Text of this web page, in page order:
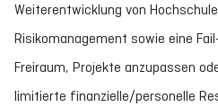
Weiterentwicklung von
Risikomanagement sowie eine
Freiraum, Projekte anzupassen
limitierte finanzielle/personelle